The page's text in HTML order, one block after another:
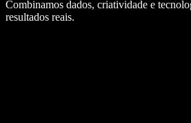
Combinamos dados, criatividade e
resultados reais.